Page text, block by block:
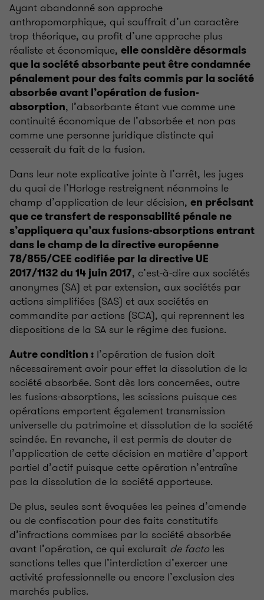
Ayant abandonné son approche
anthropomorphique, qui souffrait d’un caractère
trop théorique, au profit d’une approche plus
réaliste et économique, elle considère désormais
que la société absorbante peut être condamnée
pénalement pour des faits commis par la société
absorbée avant l’opération de fusion-
absorption, l’absorbante étant vue comme une
continuité économique de l’absorbée et non pas
comme une personne juridique distincte qui
cesserait du fait de la fusion.
Dans leur note explicative jointe à l’arrêt, les juges
du quai de l’Horloge restreignent néanmoins le
champ d’application de leur décision, en précisant
que ce transfert de responsabilité pénale ne
s’appliquera qu’aux fusions-absorptions entrant
dans le champ de la directive européenne
78/855/CEE codifiée par la directive UE
2017/1132 du 14 juin 2017, c’est-à-dire aux sociétés
anonymes (SA) et par extension, aux sociétés par
actions simplifiées (SAS) et aux sociétés en
commandite par actions (SCA), qui reprennent les
dispositions de la SA sur le régime des fusions.
Autre condition : l’opération de fusion doit
nécessairement avoir pour effet la dissolution de la
société absorbée. Sont dès lors concernées, outre
les fusions-absorptions, les scissions puisque ces
opérations emportent également transmission
universelle du patrimoine et dissolution de la société
scindée. En revanche, il est permis de douter de
l’application de cette décision en matière d’apport
partiel d’actif puisque cette opération n’entraîne
pas la dissolution de la société apporteuse.
De plus, seules sont évoquées les peines d’amende
ou de confiscation pour des faits constitutifs
d’infractions commises par la société absorbée
avant l’opération, ce qui exclurait de factoles
sanctions telles que l’interdiction d’exercer une
activité professionnelle ou encore l’exclusion des
marchés publics.